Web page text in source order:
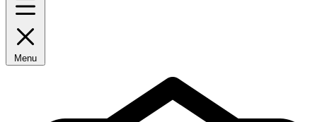
Menu